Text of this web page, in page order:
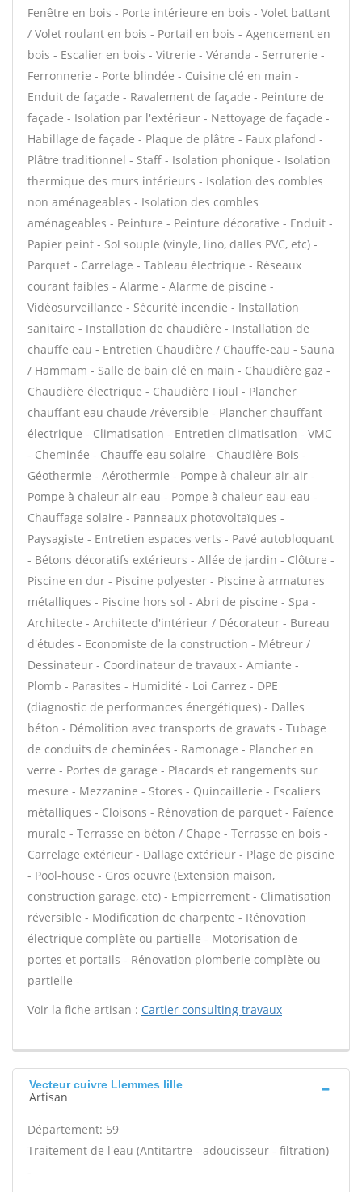
Fenêtre en bois - Porte intérieure en bois - Volet battant
/ Volet roulant en bois - Portail en bois - Agencement en
bois - Escalier en bois - Vitrerie - Véranda - Serrurerie -
Ferronnerie - Porte blindée - Cuisine clé en main -
Enduit de façade - Ravalement de façade - Peinture de
façade - Isolation par l'extérieur - Nettoyage de façade -
Habillage de façade - Plaque de plâtre - Faux plafond -
Plâtre traditionnel - Staff - Isolation phonique - Isolation
thermique des murs intérieurs - Isolation des combles
non aménageables - Isolation des combles
aménageables - Peinture - Peinture décorative - Enduit -
Papier peint - Sol souple (vinyle, lino, dalles PVC, etc) -
Parquet - Carrelage - Tableau électrique - Réseaux
courant faibles - Alarme - Alarme de piscine -
Vidéosurveillance - Sécurité incendie - Installation
sanitaire - Installation de chaudière - Installation de
chauffe eau - Entretien Chaudière / Chauffe-eau - Sauna
/ Hammam - Salle de bain clé en main - Chaudière gaz -
Chaudière électrique - Chaudière Fioul - Plancher
chauffant eau chaude /réversible - Plancher chauffant
électrique - Climatisation - Entretien climatisation - VMC
- Cheminée - Chauffe eau solaire - Chaudière Bois -
Géothermie - Aérothermie - Pompe à chaleur air-air -
Pompe à chaleur air-eau - Pompe à chaleur eau-eau -
Chauffage solaire - Panneaux photovoltaïques -
Paysagiste - Entretien espaces verts - Pavé autobloquant
- Bétons décoratifs extérieurs - Allée de jardin - Clôture -
Piscine en dur - Piscine polyester - Piscine à armatures
métalliques - Piscine hors sol - Abri de piscine - Spa -
Architecte - Architecte d'intérieur / Décorateur - Bureau
d'études - Economiste de la construction - Métreur /
Dessinateur - Coordinateur de travaux - Amiante -
Plomb - Parasites - Humidité - Loi Carrez - DPE
(diagnostic de performances énergétiques) - Dalles
béton - Démolition avec transports de gravats - Tubage
de conduits de cheminées - Ramonage - Plancher en
verre - Portes de garage - Placards et rangements sur
mesure - Mezzanine - Stores - Quincaillerie - Escaliers
métalliques - Cloisons - Rénovation de parquet - Faïence
murale - Terrasse en béton / Chape - Terrasse en bois -
Carrelage extérieur - Dallage extérieur - Plage de piscine
- Pool-house - Gros oeuvre (Extension maison,
construction garage, etc) - Empierrement - Climatisation
réversible - Modification de charpente - Rénovation
électrique complète ou partielle - Motorisation de
portes et portails - Rénovation plomberie complète ou
partielle -
Voir la fiche artisan : Cartier consulting travaux
Vecteur cuivre Llemmes lille
Artisan
Département: 59
Traitement de l'eau (Antitartre - adoucisseur - filtration)
-